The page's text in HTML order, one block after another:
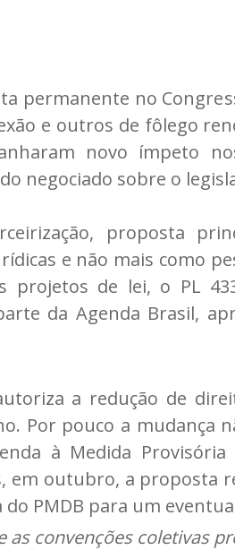
permanente no
e outros de fôlego
novo ímpeto
negociado sobre o
proposta
e não mais como
projetos de lei, o PL
da Agenda Brasil,
a redução de
Por pouco a mudança
à Medida
em outubro, a proposta
PMDB para um
convenções coletivas